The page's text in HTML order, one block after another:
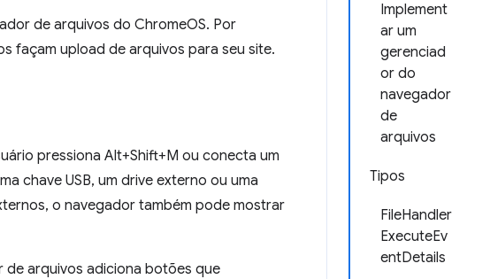
Implement
ar um
gerenciad
or do
navegador
de
arquivos
Tipos
FileHandler
ExecuteEv
entDetails
de arquivos do ChromeOS. Por
façam upload de arquivos para seu site.
pressiona Alt+Shift+M ou conecta um
chave USB, um drive externo ou uma
o navegador também pode mostrar
de arquivos adiciona botões que